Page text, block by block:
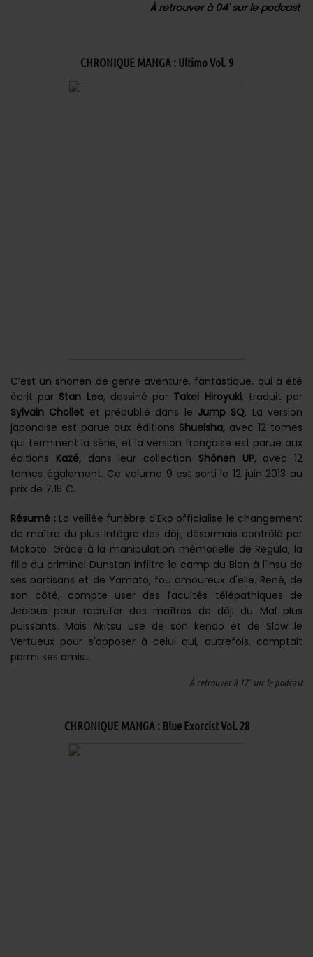
À retrouver à 04' sur le podcast
CHRONIQUE MANGA : Ultimo Vol. 9
C’est un shonen de genre aventure, fantastique, qui a été
écrit par Stan Lee, dessiné par Takei Hiroyuki, traduit par
Sylvain Chollet et prépublié dans le Jump SQ. La version
japonaise est parue aux éditions Shueisha,avec 12 tomes
qui terminent la série, et la version française est parue aux
éditions Kazé,dans leur collection Shônen UP, avec 12
tomes également. Ce volume 9 est sorti le 12 juin 2013 au
prix de 7,15 €.
Résumé : La veillée funèbre d'Eko officialise le changement
de maître du plus Intègre des dôji, désormais contrôlé par
Makoto. Grâce à la manipulation mémorielle de Regula, la
fille du criminel Dunstan infiltre le camp du Bien à l'insu de
ses partisans et de Yamato, fou amoureux d'elle. René, de
son côté, compte user des facultés télépathiques de
Jealous pour recruter des maîtres de dôji du Mal plus
puissants. Mais Akitsu use de son kendo et de Slow le
Vertueux pour s'opposer à celui qui, autrefois, comptait
parmi ses amis…
À retrouver à 17' sur le podcast
CHRONIQUE MANGA : Blue Exorcist Vol. 28